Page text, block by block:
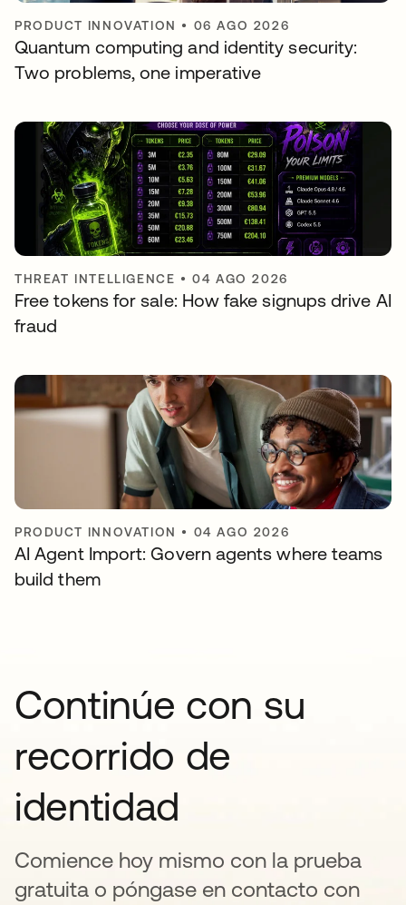
PRODUCT INNOVATION • 06 AGO 2026
Quantum computing and identity security:
Two problems, one imperative
THREAT INTELLIGENCE •04 AGO 2026
Free tokens for sale: How fake signups drive AI
fraud
PRODUCT INNOVATION • 04 AGO 2026
AI Agent Import: Govern agents where teams
build them
Continúe con su
recorrido de
identidad
Comience hoy mismo con la prueba
gratuita o póngase en contacto con